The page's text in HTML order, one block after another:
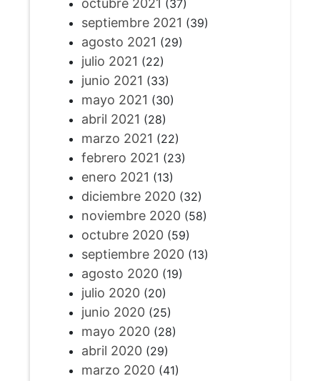
octubre 2021 (37)
septiembre 2021 (39)
agosto 2021 (29)
julio 2021 (22)
junio 2021 (33)
mayo 2021 (30)
abril 2021 (28)
marzo 2021 (22)
febrero 2021 (23)
enero 2021 (13)
diciembre 2020(32)
noviembre 2020(58)
octubre 2020(59)
septiembre 2020(13)
agosto 2020(19)
julio 2020(20)
junio 2020(25)
mayo 2020(28)
abril 2020(29)
marzo 2020(41)